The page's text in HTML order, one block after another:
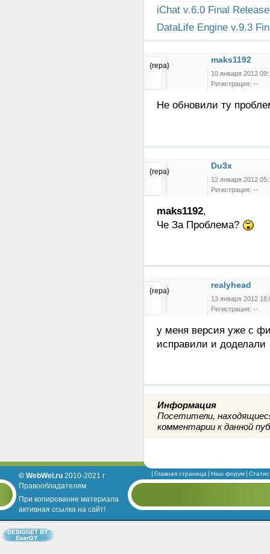
iChat v.6.0 Final Release
DataLife Engine v.9.3
{repa}
maks1192
10 января 2012
Регистрация: --
Не обновили ту
{repa}
Du3x
12 января 2012
Регистрация: --
maks1192,
Че За Проблема?
{repa}
realyhead
13 января 2012
Регистрация: --
у меня версия уже с
исправили и доделали
Информация
Посетители,
комментарии к данной
© WebWel.ru 2010-2021 г
Правообладателям
При копирование материала
активная ссылка на сайт!
Главная страница Наш форум